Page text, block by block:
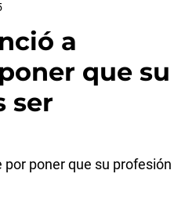
a
que su
ser
por poner que su profesión